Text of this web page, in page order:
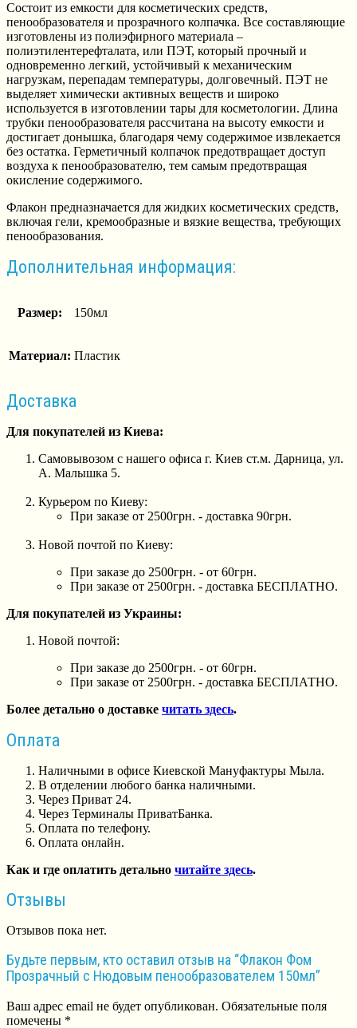
Состоит из емкости для косметических средств,
пенообразователя и прозрачного колпачка. Все составляющие
изготовлены из полиэфирного материала –
полиэтилентерефталата, или ПЭТ, который прочный и
одновременно легкий, устойчивый к механическим
нагрузкам, перепадам температуры, долговечный. ПЭТ не
выделяет химически активных веществ и широко
используется в изготовлении тары для косметологии. Длина
трубки пенообразователя рассчитана на высоту емкости и
достигает донышка, благодаря чему содержимое извлекается
без остатка. Герметичный колпачок предотвращает доступ
воздуха к пенообразователю, тем самым предотвращая
окисление содержимого.
Флакон предназначается для жидких косметических средств,
включая гели, кремообразные и вязкие вещества, требующих
пенообразования.
Дополнительная информация:
Размер: 150мл
Материал: Пластик
Доставка
Для покупателей из Киева:
Самовывозом с нашего офиса г. Киев ст.м. Дарница, ул.
А. Малышка 5.
Курьером по Киеву:
При заказе от 2500грн. - доставка 90грн.
Новой почтой по Киеву:
При заказе до 2500грн. - от 60грн.
При заказе от 2500грн. - доставка БЕСПЛАТНО.
Для покупателей из Украины:
Новой почтой:
При заказе до 2500грн. - от 60грн.
При заказе от 2500грн. - доставка БЕСПЛАТНО.
Более детально о доставке читать здесь.
Оплата
Наличными в офисе Киевской Мануфактуры Мыла.
В отделении любого банка наличными.
Через Приват 24.
Через Терминалы ПриватБанка.
Оплата по телефону.
Оплата онлайн.
Как и где оплатить детально читайте здесь.
Отзывы
Отзывов пока нет.
Будьте первым, кто оставил отзыв на “Флакон Фом
Прозрачный с Нюдовым пенообразователем 150мл”
Ваш адрес email не будет опубликован. Обязательные поля
помечены *